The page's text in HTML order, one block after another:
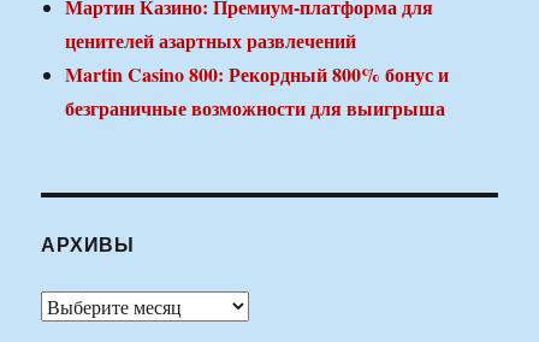
Мартин Казино: Премиум-платформа для
ценителей азартных развлечений
Martin Casino 800: Рекордный 800% бонус и
безграничные возможности для выигрыша
АРХИВЫ
Архивы